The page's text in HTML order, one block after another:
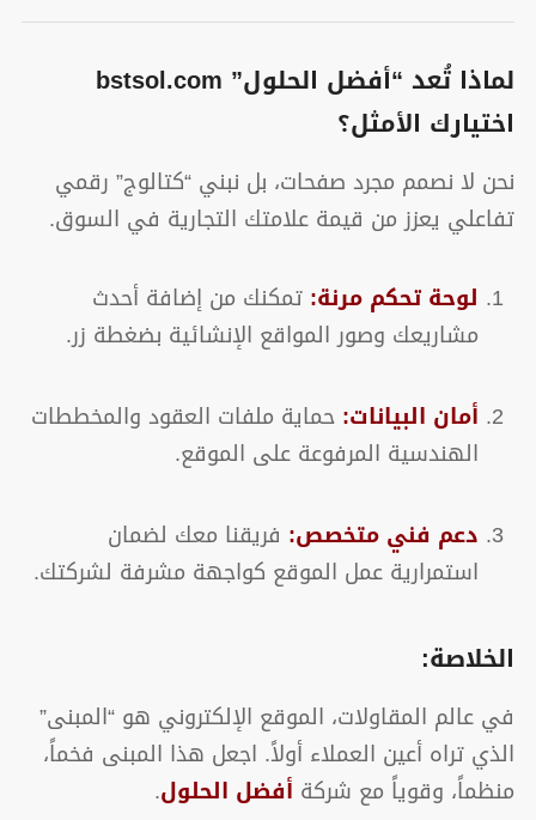
لماذا تُعد “أفضل الحلول” bstsol.com
اختيارك الأمثل؟
نحن لا نصمم مجرد صفحات، بل نبني “كتالوج” رقمي
تفاعلي يعزز من قيمة علامتك التجارية في السوق.
لوحة تحكم مرنة: تمكنك من إضافة أحدث
مشاريعك وصور المواقع الإنشائية بضغطة زر.
أمان البيانات: حماية ملفات العقود والمخططات
الهندسية المرفوعة على الموقع.
دعم فني متخصص: فريقنا معك لضمان
استمرارية عمل الموقع كواجهة مشرفة لشركتك.
الخلاصة:
في عالم المقاولات، الموقع الإلكتروني هو “المبنى”
الذي تراه أعين العملاء أولاً. اجعل هذا المبنى فخماً،
منظماً، وقوياً مع شركة أفضل الحلول.